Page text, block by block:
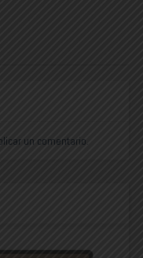
un comentario.